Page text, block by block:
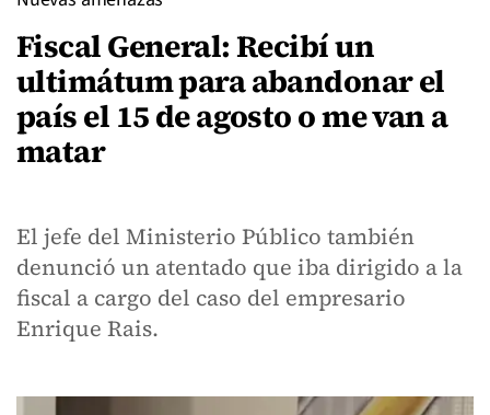
Fiscal General: Recibí un
ultimátum para abandonar el
país el 15 de agosto o me van a
matar
El jefe del Ministerio Público también
denunció un atentado que iba dirigido a la
fiscal a cargo del caso del empresario
Enrique Rais.